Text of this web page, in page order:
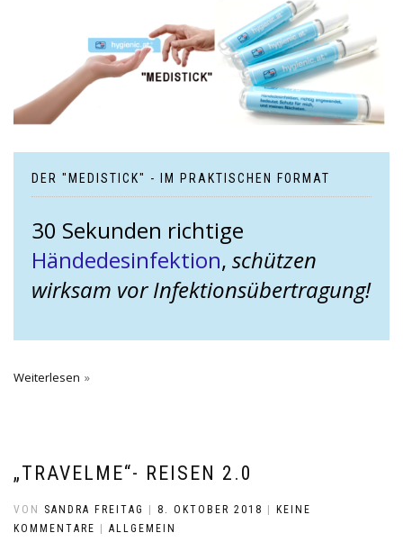
DER "MEDISTICK" - IM PRAKTISCHEN FORMAT
30 Sekunden richtige
Händedesinfektion, schützen
wirksam vor Infektionsübertragung!
Weiterlesen
„TRAVELME“- REISEN 2.0
VON SANDRA FREITAG | 8. OKTOBER 2018 | KEINE
KOMMENTARE | ALLGEMEIN